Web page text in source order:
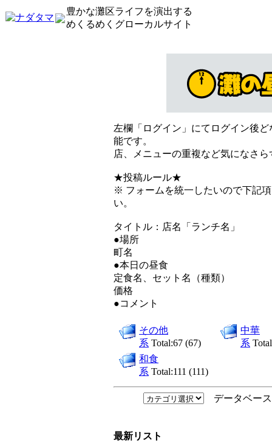
豊かな灘区ライフを演出する
めくるめくグローカルサイト
左欄「ログイン」にてログイン後
能です。
店、メニューの重複など気になさ
★投稿ルール★
※ フォームを統一したいので下記
い。
タイトル：店名「ランチ名」
●場所
町名
●本日の昼食
定食名、セット名（種類）
価格
●コメント
その他
系 Total:67 (67)
中華
系
和食
系 Total:111 (111)
データベー
最新リスト